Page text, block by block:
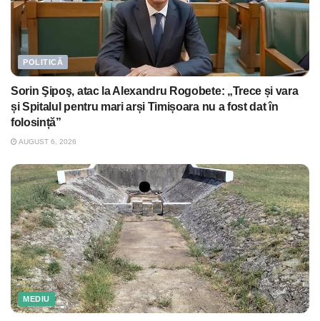
POLITICĂ
Sorin Şipoş, atac la Alexandru Rogobete: „Trece și vara
și Spitalul pentru mari arși Timișoara nu a fost dat în
folosință”
AUGUST 6, 2026
MEDIU